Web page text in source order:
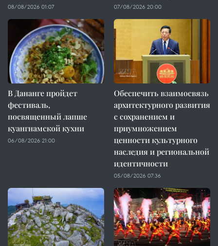
08/08/2026 01:07 07/08/2026 20:00
В Дананге пройдет
фестиваль,
посвященный лапше
куангнамской кухни
06/08/2026 21:00
Обеспечить взаимосвязь
архитектурного развития
с сохранением и
приумножением
ценности культурного
наследия и региональной
идентичности
05/08/2026 07:36